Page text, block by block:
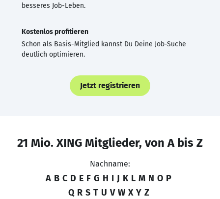
besseres Job-Leben.
Kostenlos profitieren
Schon als Basis-Mitglied kannst Du Deine Job-Suche
deutlich optimieren.
Jetzt registrieren
21 Mio. XING Mitglieder, von A bis Z
Nachname:
A B C D E F G H I J K L M N O P
Q R S T U V W X Y Z